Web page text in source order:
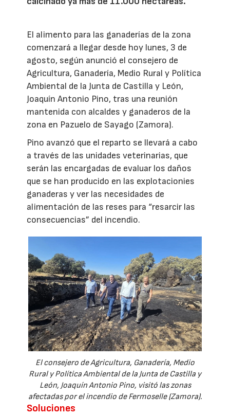
El alimento para las ganaderías de la zona
comenzará a llegar desde hoy lunes, 3 de
agosto, según anunció el consejero de
Agricultura, Ganadería, Medio Rural y Política
Ambiental de la Junta de Castilla y León,
Joaquín Antonio Pino, tras una reunión
mantenida con alcaldes y ganaderos de la
zona en Pazuelo de Sayago (Zamora).
Pino avanzó que el reparto se llevará a cabo
a través de las unidades veterinarias, que
serán las encargadas de evaluar los daños
que se han producido en las explotacionies
ganaderas y ver las necesidades de
alimentación de las reses para “resarcir las
consecuencias” del incendio.
El consejero de Agricultura, Ganadería, Medio
Rural y Política Ambiental de la Junta de Castilla y
León, Joaquín Antonio Pino, visitó las zonas
afectadas por el incendio de Fermoselle (Zamora).
Soluciones